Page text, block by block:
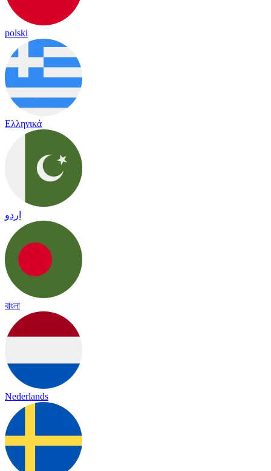
polski
Ελληνικά
اردو
বাংলা
Nederlands